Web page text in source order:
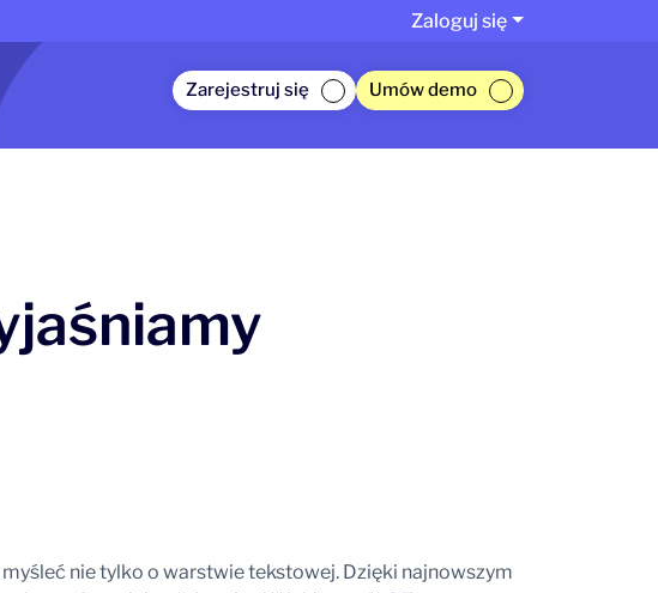
Zaloguj się
Zarejestruj się Umów demo
nie tylko o warstwie tekstowej. Dzięki najnowszym